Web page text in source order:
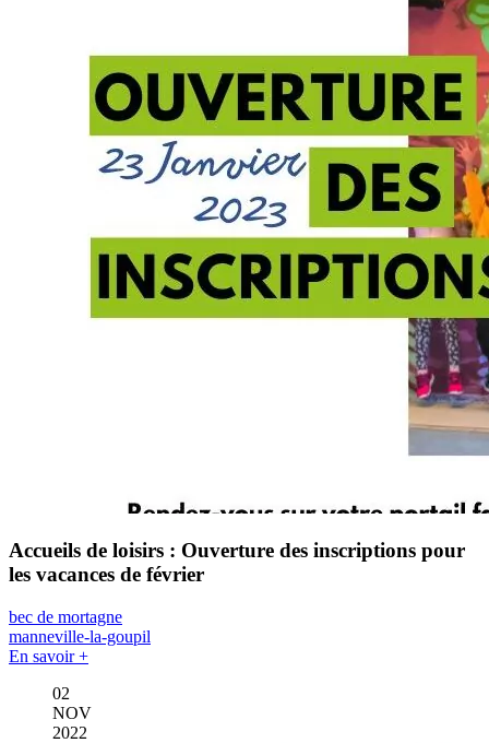
Accueils de loisirs : Ouverture des inscriptions pour
les vacances de février
bec de mortagne
manneville-la-goupil
En savoir +
02
NOV
2022